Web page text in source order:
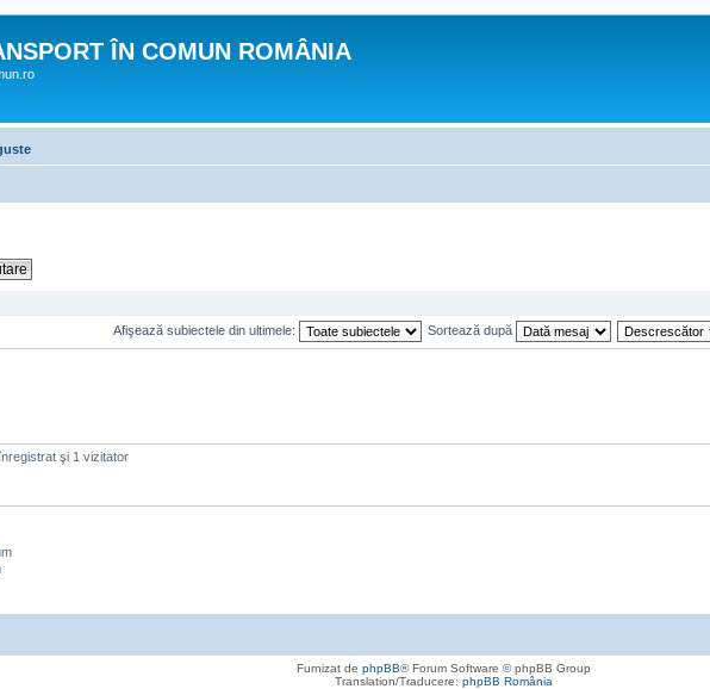
ÎN COMUN ROMÂNIA
Afişează subiectele din ultimele: Sortează după
şi 1 vizitator
Furnizat de phpBB® Forum Software © phpBB Group
Translation/Traducere: phpBB România